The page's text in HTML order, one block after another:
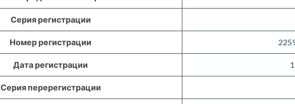
Серия регистрации
Номер регистрации
Дата регистрации
Серия перерегистрации